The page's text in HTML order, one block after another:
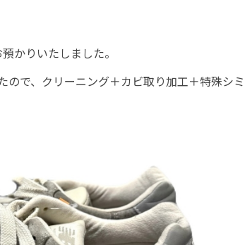
かりいたしました。
で、クリーニング＋カビ取り加工＋特殊シミ